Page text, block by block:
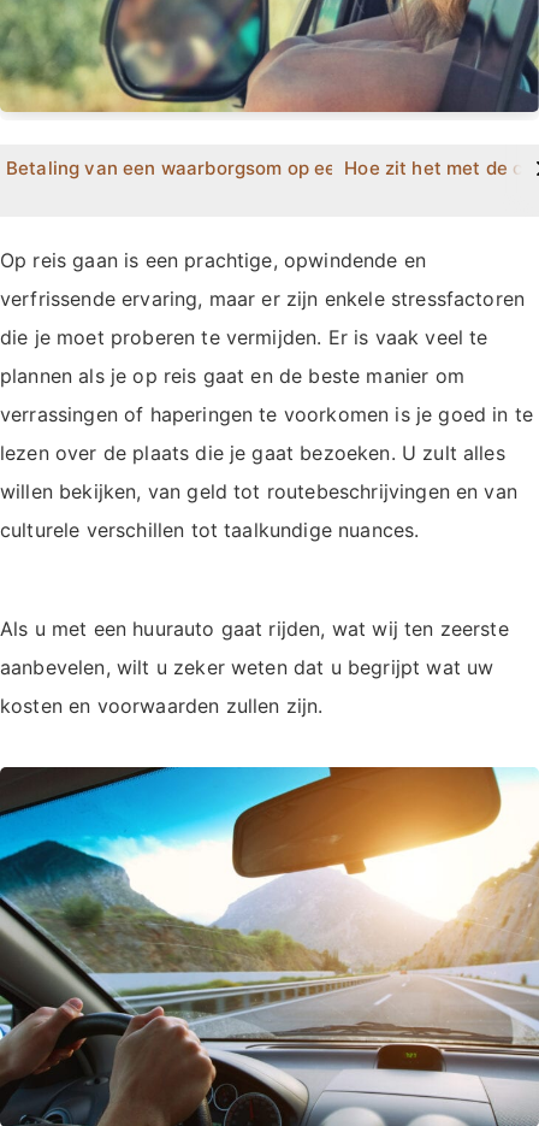
Betaling van een waarborgsom op een huurauto
Hoe zit het met de
Op reis gaan is een prachtige, opwindende en
verfrissende ervaring, maar er zijn enkele stressfactoren
die je moet proberen te vermijden. Er is vaak veel te
plannen als je op reis gaat en de beste manier om
verrassingen of haperingen te voorkomen is je goed in te
lezen over de plaats die je gaat bezoeken. U zult alles
willen bekijken, van geld tot routebeschrijvingen en van
culturele verschillen tot taalkundige nuances.
Als u met een huurauto gaat rijden, wat wij ten zeerste
aanbevelen, wilt u zeker weten dat u begrijpt wat uw
kosten en voorwaarden zullen zijn.